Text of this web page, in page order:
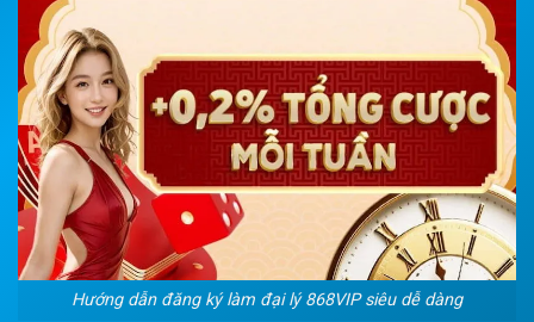
Hướng dẫn đăng ký làm đại lý 868VIP siêu dễ dàng